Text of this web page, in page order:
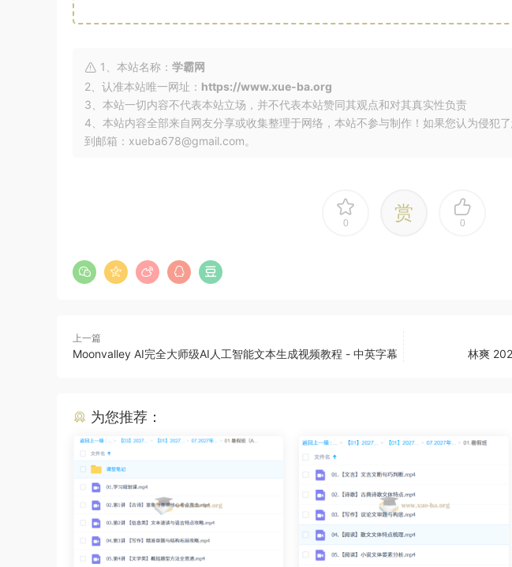
1、本站名称： 学霸网
2、认准本站唯一网址： https://www.xue-ba.org
3、本站一切内容不代表本站立场，并不代表本站赞同其观点和对其真实性负责
4、本站内容全部来自网友分享或收集整理于网络，本站不参与制作！如果您认为侵犯
到邮箱：xueba678@gmail.com。
0 赏 0
上一篇
Moonvalley AI完全大师级AI人工智能文本生成视频教程 - 中英字幕 林爽
为您推荐：